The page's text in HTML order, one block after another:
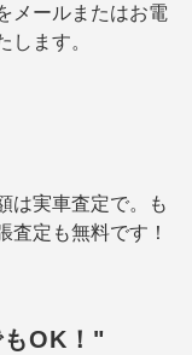
メールまたはお電
します。
は実車査定で。も
査定も無料です！
OK！"